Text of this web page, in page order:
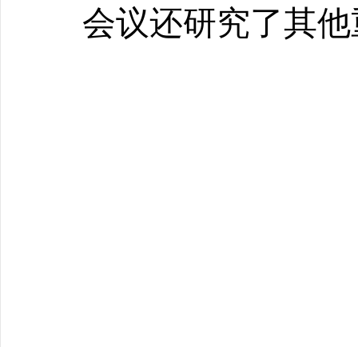
会议还研究了其